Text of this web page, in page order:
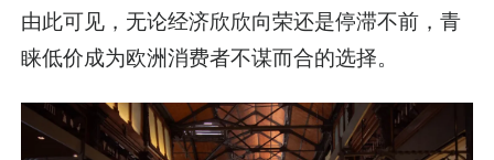
由此可见，无论经济欣欣向荣还是停滞不前，青
睐低价成为欧洲消费者不谋而合的选择。